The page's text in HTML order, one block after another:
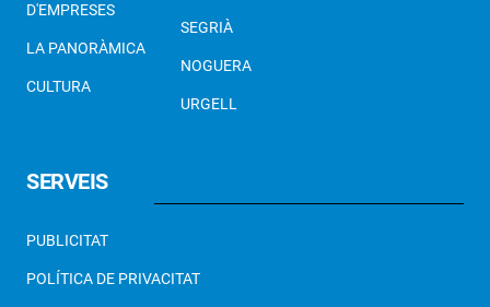
D'EMPRESES
LA PANORÀMICA
CULTURA
SEGRIÀ
NOGUERA
URGELL
SERVEIS
PUBLICITAT
POLÍTICA DE PRIVACITAT